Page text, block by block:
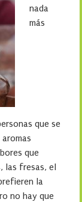
nada
más
que se
que
las fresas, el
la
no hay que